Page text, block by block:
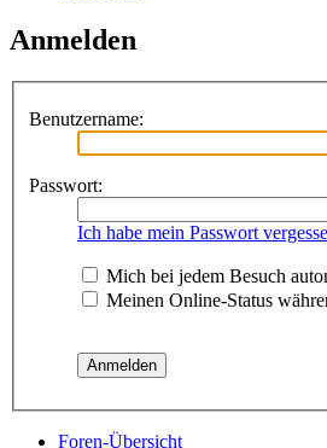
Anmelden
Benutzername:
Passwort:
Ich habe mein Passwort
Mich bei jedem Besuch
Meinen Online-Status
Foren-Übersicht